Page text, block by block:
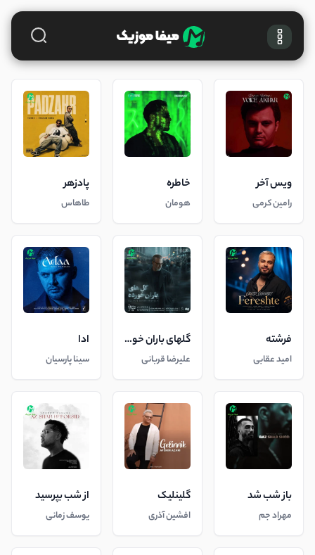
ویس آخر
رامین کرمی
خاطره
هومان
پادزهر
طاهاس
فرشته
امید عقابی
گلهای باران خورده
علیرضا قربانی
ادا
سینا پارسیان
باز شب شد
مهراد جم
گلینلیک
افشین آذری
از شب بپرسید
یوسف زمانی